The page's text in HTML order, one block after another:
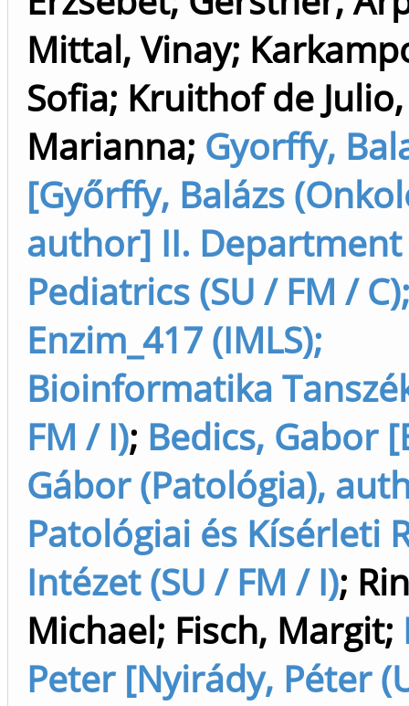
Mittal, Vinay;
Sofia; Kruithof de Julio,
Marianna; Gyorffy,
[Győrffy, Balázs
author] II.
Pediatrics (SU / FM / C);
Enzim_417 (IMLS);
Bioinformatika
FM / I); Bedics, Gabor
Gábor (Patológia),
Patológiai és Kísérleti
Intézet (SU / FM / I);
Michael; Fisch, Margit;
Peter [Nyirády, Péter